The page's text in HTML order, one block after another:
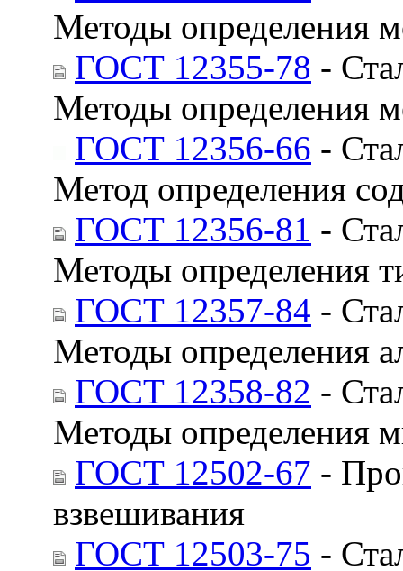
Методы определения
ГОСТ 12355-78 -
Методы определения
ГОСТ 12356-66 -
Метод определения
ГОСТ 12356-81 -
Методы определения
ГОСТ 12357-84 -
Методы определения
ГОСТ 12358-82 -
Методы определения
ГОСТ 12502-67 -
взвешивания
ГОСТ 12503-75 -